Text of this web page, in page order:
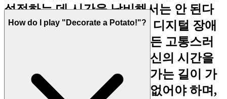
설정하는 데 시간을 낭비해서는 안 된다
고 생각합니다. 우리는 모든 디지털 장애
물, 모든 설치, 모든 패치, 모든 고통스러
운 로딩 화면을 제거하여 당신의 시간을
존중합니다. 우리는 재미로 가는 길이 가
능한 한 즉각적이고 마찰이 없어야 하며,
How do I play "Decorate a Potato!"?